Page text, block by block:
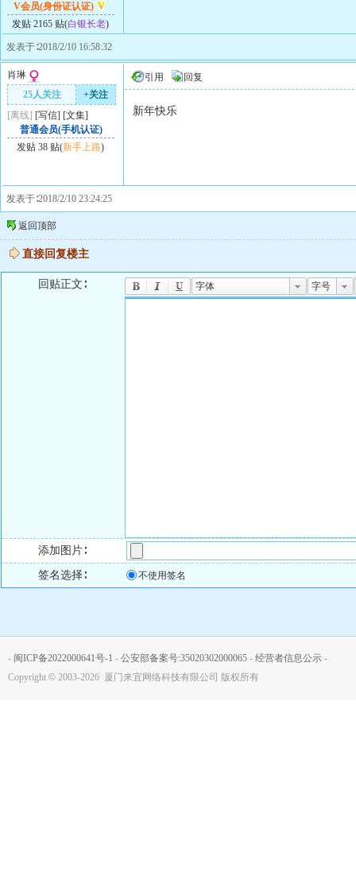
V会员(身份证认证)
发贴 2165 贴(白银长老)
发表于∶2018/2/10 16:58:32
肖琳
25人关注
+关注
[离线] [写信] [文集]
普通会员(手机认证)
发贴 38 贴(新手上路)
引用 回复
新年快乐
发表于∶2018/2/10 23:24:25
返回顶部
直接回复楼主
回贴正文∶ 字体 字号
添加图片∶
签名选择∶ 不使用签名
- 闽ICP备2022000641号-1 - 公安部备案号:35020302000065 - 经营者信息公示 -
Copyright © 2003-2026 厦门来宜网络科技有限公司 版权所有